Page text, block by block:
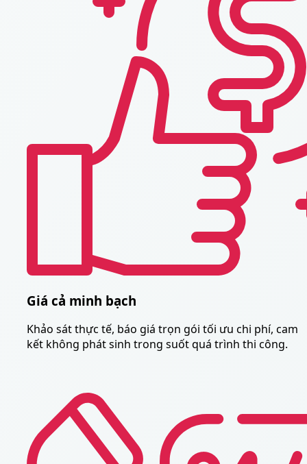
Giá cả minh bạch
Khảo sát thực tế, báo giá trọn gói tối ưu chi phí, cam
kết không phát sinh trong suốt quá trình thi công.